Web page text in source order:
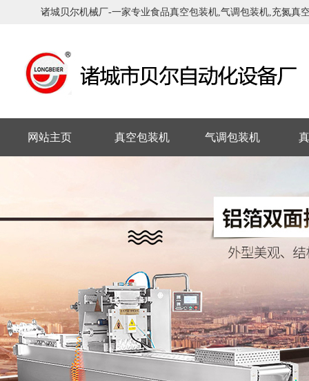
诸城贝尔机械厂-一家专业食品真空包装机,气调包装机,充氮真
网站主页 真空包装机 气调包装机